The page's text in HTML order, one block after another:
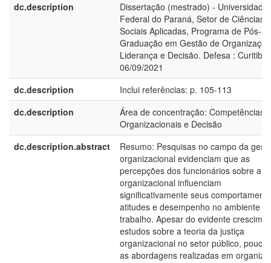
dc.description
Dissertação (mestrado) - Universidade
Federal do Paraná, Setor de Ciências
Sociais Aplicadas, Programa de Pós-
Graduação em Gestão de
Liderança e Decisão. Defesa : Curitiba,
06/09/2021
dc.description
Inclui referências: p. 105-113
dc.description
Área de concentração: Competências
Organizacionais e Decisão
dc.description.abstract
Resumo: Pesquisas no campo da
organizacional evidenciam que as
percepções dos funcionários sobre a
organizacional influenciam
significativamente seus
atitudes e desempenho no ambiente
trabalho. Apesar do evidente
estudos sobre a teoria da justiça
organizacional no setor público,
as abordagens realizadas em